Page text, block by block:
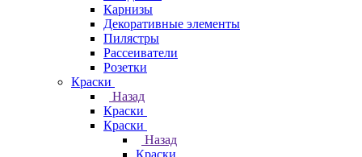
Карнизы
Декоративные элементы
Пилястры
Рассеиватели
Розетки
Краски
Назад
Краски
Краски
Назад
Краски